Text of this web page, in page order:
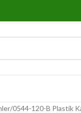
0544-120-B Plastik